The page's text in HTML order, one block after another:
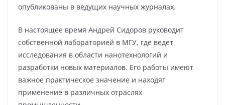
опубликованы в ведущих научных журналах.
В настоящее время Андрей Сидоров руководит
собственной лабораторией в МГУ, где ведет
исследования в области нанотехнологий и
разработки новых материалов. Его работы имеют
важное практическое значение и находят
применение в различных отраслях